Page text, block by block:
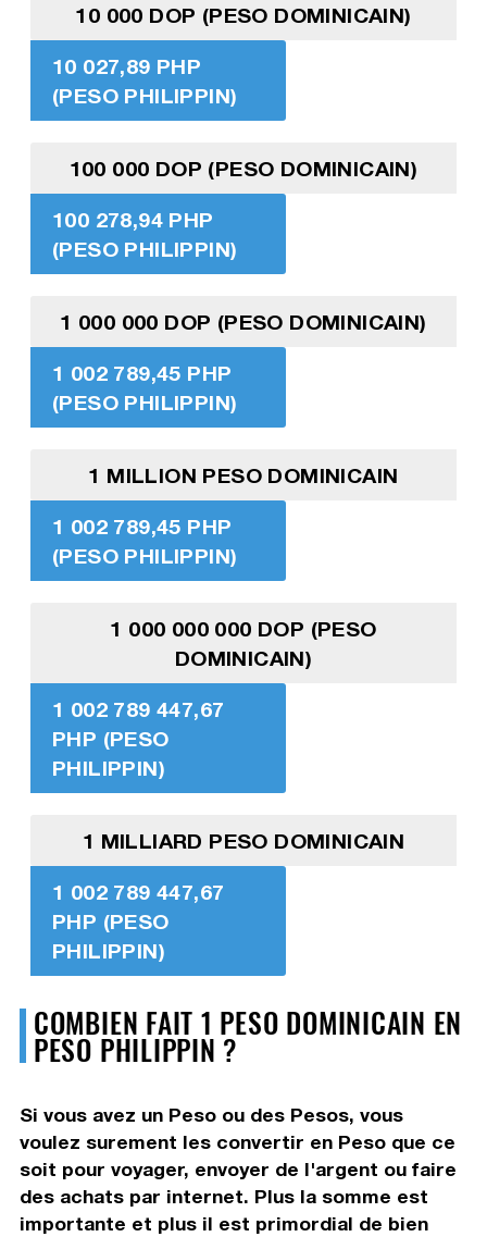
10 000 DOP (PESO DOMINICAIN)
10 027,89 PHP
(PESO PHILIPPIN)
100 000 DOP (PESO DOMINICAIN)
100 278,94 PHP
(PESO PHILIPPIN)
1 000 000 DOP (PESO DOMINICAIN)
1 002 789,45 PHP
(PESO PHILIPPIN)
1 MILLION PESO DOMINICAIN
1 002 789,45 PHP
(PESO PHILIPPIN)
1 000 000 000 DOP (PESO
DOMINICAIN)
1 002 789 447,67
PHP (PESO
PHILIPPIN)
1 MILLIARD PESO DOMINICAIN
1 002 789 447,67
PHP (PESO
PHILIPPIN)
COMBIEN FAIT 1 PESO DOMINICAIN EN
PESO PHILIPPIN ?
Si vous avez un Peso ou des Pesos, vous
voulez surement les convertir en Peso que ce
soit pour voyager, envoyer de l'argent ou faire
des achats par internet. Plus la somme est
importante et plus il est primordial de bien